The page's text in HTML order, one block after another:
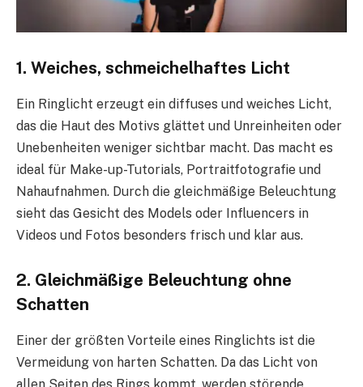
1. Weiches, schmeichelhaftes Licht
Ein Ringlicht erzeugt ein diffuses und weiches Licht,
das die Haut des Motivs glättet und Unreinheiten oder
Unebenheiten weniger sichtbar macht. Das macht es
ideal für Make-up-Tutorials, Portraitfotografie und
Nahaufnahmen. Durch die gleichmäßige Beleuchtung
sieht das Gesicht des Models oder Influencers in
Videos und Fotos besonders frisch und klar aus.
2. Gleichmäßige Beleuchtung ohne
Schatten
Einer der größten Vorteile eines Ringlichts ist die
Vermeidung von harten Schatten. Da das Licht von